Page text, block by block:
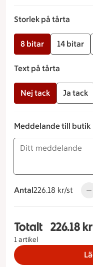
Storlek på tårta
8 bitar 14 bitar
Text på tårta
Nej tack Ja tack
Meddelande till butik
Antal
226.18 kronor styck
226.18 kr/st
Totalt
1 artikel
Totalt 1
226.18 kr